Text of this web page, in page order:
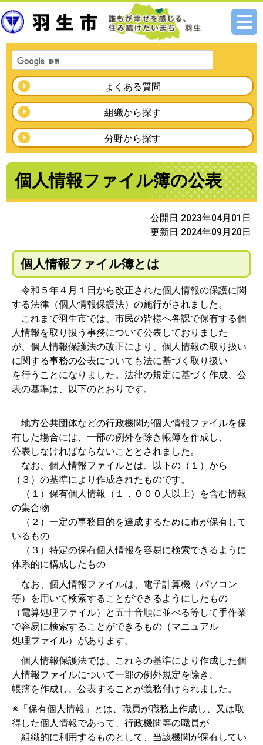
メニ
よくある質問
組織から探す
分野から探す
個人情報ファイル簿の公表
公開日 2023年04月01日
更新日 2024年09月20日
個人情報ファイル簿とは
令和５年４月１日から改正された個人情報の保護に関
する法律（個人情報保護法）の施行がされました。
これまで羽生市では、市民の皆様へ各課で保有する個
人情報を取り扱う事務について公表しておりました
が、個人情報保護法の改正により、個人情報の取り扱い
に関する事務の公表についても法に基づく取り扱い
を行うことになりました。法律の規定に基づく作成、公
表の基準は、以下のとおりです。
地方公共団体などの行政機関が個人情報ファイルを保
有した場合には、一部の例外を除き帳簿を作成し、
公表しなければならないこととされました。
なお、個人情報ファイルとは、以下の（１）から
（３）の基準により作成されたものです。
（１）保有個人情報（１，０００人以上）を含む情報
の集合物
（２）一定の事務目的を達成するために市が保有して
いるもの
（３）特定の保有個人情報を容易に検索できるように
体系的に構成したもの
なお、個人情報ファイルは、電子計算機（パソコン
等）を用いて検索することができるようにしたもの
（電算処理ファイル）と五十音順に並べる等して手作業
で容易に検索することができるもの（マニュアル
処理ファイル）があります。
個人情報保護法では、これらの基準により作成した個
人情報ファイルについて一部の例外規定を除き、
帳簿を作成し、公表することが義務付けられました。
※「保有個人情報」とは、職員が職務上作成し、又は取
得した個人情報であって、行政機関等の職員が
組織的に利用するものとして、当該機関が保有してい